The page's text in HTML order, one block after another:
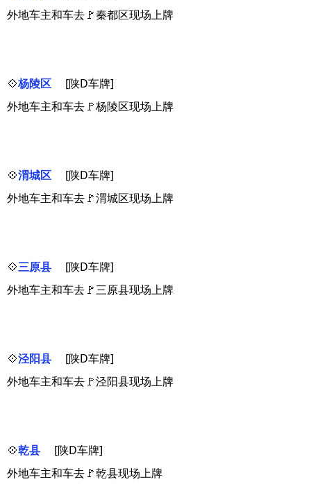
外地车主和车去🚩秦都区现场上牌
💠杨陵区
[陕D车牌]
外地车主和车去🚩杨陵区现场上牌
💠渭城区
[陕D车牌]
外地车主和车去🚩渭城区现场上牌
💠三原县
[陕D车牌]
外地车主和车去🚩三原县现场上牌
💠泾阳县
[陕D车牌]
外地车主和车去🚩泾阳县现场上牌
💠乾县
[陕D车牌]
外地车主和车去🚩乾县现场上牌